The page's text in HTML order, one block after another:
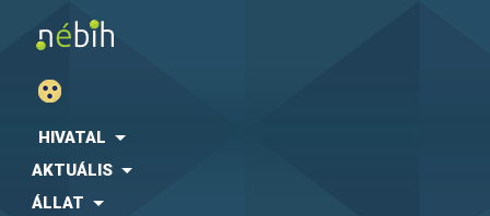
HIVATAL
AKTUÁLIS
ÁLLAT